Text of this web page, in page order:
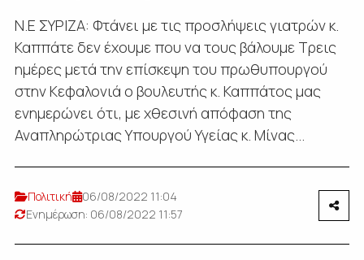
Ν.Ε ΣΥΡΙΖΑ: Φτάνει με τις προσλήψεις γιατρών κ.
Καππάτε δεν έχουμε που να τους βάλουμε Τρεις
ημέρες μετά την επίσκεψη του πρωθυπουργού
στην Κεφαλονιά ο βουλευτής κ. Καππάτος μας
ενημερώνει ότι, με χθεσινή απόφαση της
Αναπληρώτριας Υπουργού Υγείας κ. Μίνας...
Πολιτική
06/08/2022 11:04
Ενημέρωση: 06/08/2022 11:57